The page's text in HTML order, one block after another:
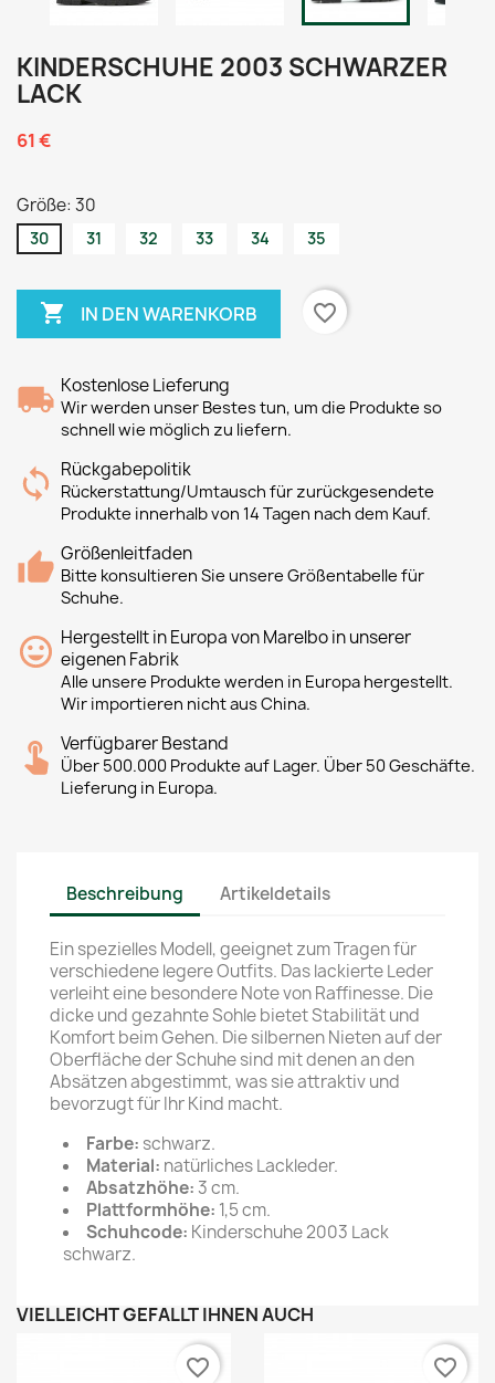
KINDERSCHUHE 2003 SCHWARZER
LACK
61 €
Größe: 30
30 31 32 33 34 35
 IN DEN WARENKORB favorite_border
Kostenlose Lieferung
Wir werden unser Bestes tun, um die Produkte so
schnell wie möglich zu liefern.
Rückgabepolitik
Rückerstattung/Umtausch für zurückgesendete
Produkte innerhalb von 14 Tagen nach dem Kauf.
Größenleitfaden
Bitte konsultieren Sie unsere Größentabelle für
Schuhe.
Hergestellt in Europa von Marelbo in unserer
eigenen Fabrik
Alle unsere Produkte werden in Europa hergestellt.
Wir importieren nicht aus China.
Verfügbarer Bestand
Über 500.000 Produkte auf Lager. Über 50 Geschäfte.
Lieferung in Europa.
Beschreibung Artikeldetails
Ein spezielles Modell, geeignet zum Tragen für
verschiedene legere Outfits. Das lackierte Leder
verleiht eine besondere Note von Raffinesse. Die
dicke und gezahnte Sohle bietet Stabilität und
Komfort beim Gehen. Die silbernen Nieten auf der
Oberfläche der Schuhe sind mit denen an den
Absätzen abgestimmt, was sie attraktiv und
bevorzugt für Ihr Kind macht.
Farbe: schwarz.
Material: natürliches Lackleder.
Absatzhöhe:3 cm.
Plattformhöhe: 1,5 cm.
Schuhcode: Kinderschuhe 2003 Lack
schwarz.
VIELLEICHT GEFÄLLT IHNEN AUCH
favorite_border favorite_border